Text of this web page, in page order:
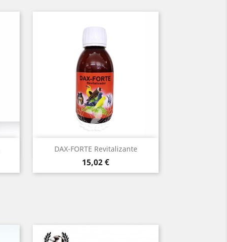
DAX-FORTE Revitalizante
Precio
15,02 €
Vista rápida